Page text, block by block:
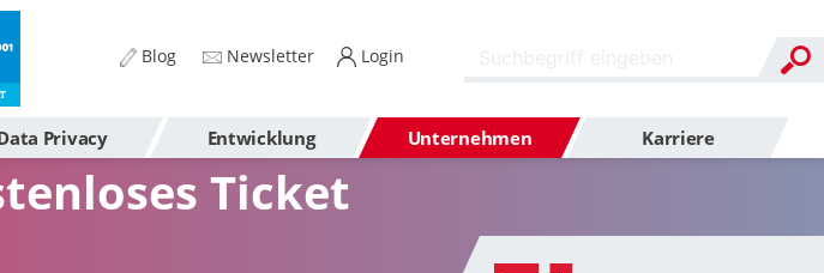
Privacy Entwicklung Unternehmen Karriere
Blog Newsletter Login
Ticket